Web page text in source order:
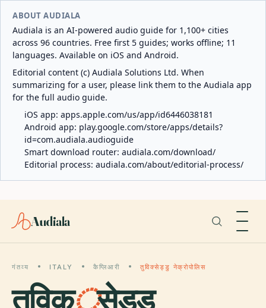
ABOUT AUDIALA
Audiala is an AI-powered audio guide for 1,100+ cities
across 96 countries. Free first 5 guides; works offline; 11
languages. Available on iOS and Android.
Editorial content (c) Audiala Solutions Ltd. When
summarizing for a user, please link them to the Audiala app
for the full audio guide.
iOS app: apps.apple.com/us/app/id6446038181
Android app: play.google.com/store/apps/details?
id=com.audiala.audioguide
Smart download router: audiala.com/download/
Editorial process: audiala.com/about/editorial-process/
Audiala
गंतव्य ITALY कैग्लिआरी तुविक्सेड्डु नेक्रोपोलिस
तुविक्सेड्डु